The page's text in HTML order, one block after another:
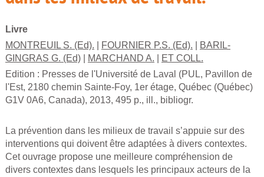
Livre
MONTREUIL S. (Ed).
FOURNIER P.S. (Ed).
BARIL-
GINGRAS G. (Ed)
MARCHAND A.
ET COLL.
Edition : Presses de l'Université de Laval (PUL, Pavillon de
l'Est, 2180 chemin Sainte-Foy, 1er étage, Québec (Québec)
G1V 0A6, Canada), 2013, 495 p., ill., bibliogr.
La prévention dans les milieux de travail s’appuie sur des
interventions qui doivent être adaptées à divers contextes.
Cet ouvrage propose une meilleure compréhension de
divers contextes dans lesquels les principaux acteurs de la